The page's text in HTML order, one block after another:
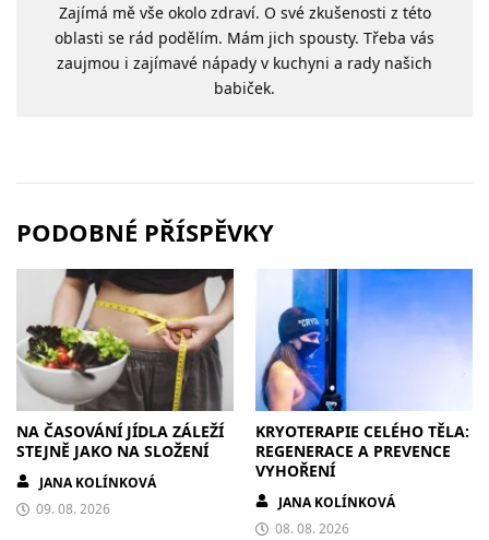
Zajímá mě vše okolo zdraví. O své zkušenosti z této
oblasti se rád podělím. Mám jich spousty. Třeba vás
zaujmou i zajímavé nápady v kuchyni a rady našich
babiček.
PODOBNÉ PŘÍSPĚVKY
NA ČASOVÁNÍ JÍDLA ZÁLEŽÍ
STEJNĚ JAKO NA SLOŽENÍ
JANA KOLÍNKOVÁ
09. 08. 2026
KRYOTERAPIE CELÉHO TĚLA:
REGENERACE A PREVENCE
VYHOŘENÍ
JANA KOLÍNKOVÁ
08. 08. 2026